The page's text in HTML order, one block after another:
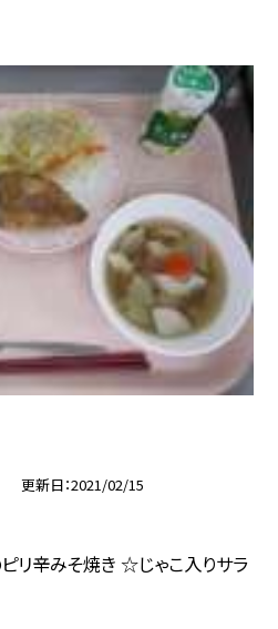
更新日 2021/02/15
辛みそ焼き ☆じゃこ入りサラ